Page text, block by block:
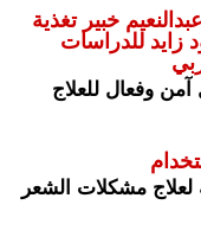
خبير تغذية
زايد للدراسات
آمن وفعال للعلاج
مشكلات الشعر